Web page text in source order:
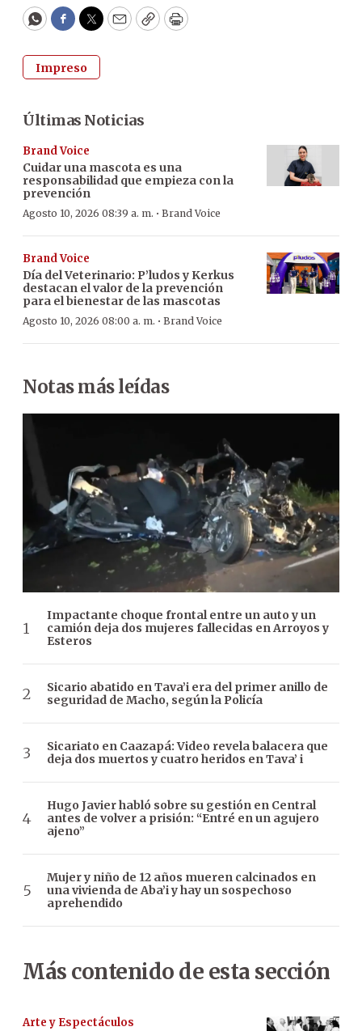
WhatsApp
Facebook
Twitter
EmailCopyPrint
Impreso
Últimas Noticias
Brand Voice
Cuidar una mascota es una
responsabilidad que empieza con la
prevención
Agosto 10, 2026 08:39 a. m. · Brand Voice
Brand Voice
Día del Veterinario: P’ludos y Kerkus
destacan el valor de la prevención
para el bienestar de las mascotas
Agosto 10, 2026 08:00 a. m. · Brand Voice
Notas más leídas
Impactante choque frontal entre un auto y un
camión deja dos mujeres fallecidas en Arroyos y
Esteros
Sicario abatido en Tava’i era del primer anillo de
seguridad de Macho, según la Policía
Sicariato en Caazapá: Video revela balacera que
deja dos muertos y cuatro heridos en Tava’ i
Hugo Javier habló sobre su gestión en Central
antes de volver a prisión: “Entré en un agujero
ajeno”
Mujer y niño de 12 años mueren calcinados en
una vivienda de Aba’i y hay un sospechoso
aprehendido
Más contenido de esta sección
Arte y Espectáculos